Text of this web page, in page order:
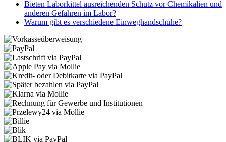
Bieten Laborkittel ausreichenden Schutz vor Chemikalien und
anderen Gefahren im Labor?
Warum gibt es verschiedene Einweghandschuhe?